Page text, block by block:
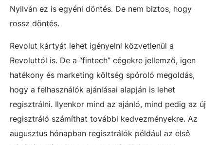
Nyilván ez is egyéni döntés. De nem biztos, hogy
rossz döntés.
Revolut kártyát lehet igényelni közvetlenül a
Revoluttól is. De a “fintech” cégekre jellemző, igen
hatékony és marketing költség spóroló megoldás,
hogy a felhasználók ajánlásai alapján is lehet
regisztrálni. Ilyenkor mind az ajánló, mind pedig az új
regisztráló számíthat további kedvezményekre. Az
augusztus hónapban regisztrálók például az első